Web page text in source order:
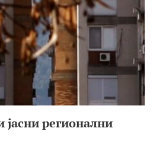
регионални